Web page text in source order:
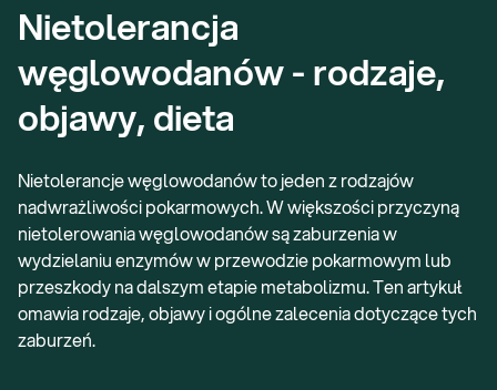
Nietolerancja
węglowodanów - rodzaje,
objawy, dieta
Nietolerancje węglowodanów to jeden z rodzajów
nadwrażliwości pokarmowych. W większości przyczyną
nietolerowania węglowodanów są zaburzenia w
wydzielaniu enzymów w przewodzie pokarmowym lub
przeszkody na dalszym etapie metabolizmu. Ten artykuł
omawia rodzaje, objawy i ogólne zalecenia dotyczące tych
zaburzeń.